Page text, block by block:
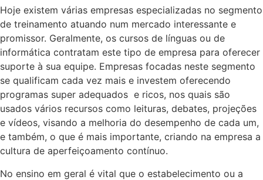
Hoje existem várias empresas especializadas no segmento
de treinamento atuando num mercado interessante e
promissor. Geralmente, os cursos de línguas ou de
informática contratam este tipo de empresa para oferecer
suporte à sua equipe. Empresas focadas neste segmento
se qualificam cada vez mais e investem oferecendo
programas super adequados e ricos, nos quais são
usados vários recursos como leituras, debates, projeções
e vídeos, visando a melhoria do desempenho de cada um,
e também, o que é mais importante, criando na empresa a
cultura de aperfeiçoamento contínuo.
No ensino em geral é vital que o estabelecimento ou a